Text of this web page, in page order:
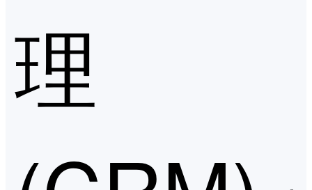
理